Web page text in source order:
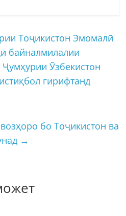
Тоҷикистон Эмомалӣ
байналмилалии
Ӯзбекистон
гирифтанд
бо Тоҷикистон ва
→